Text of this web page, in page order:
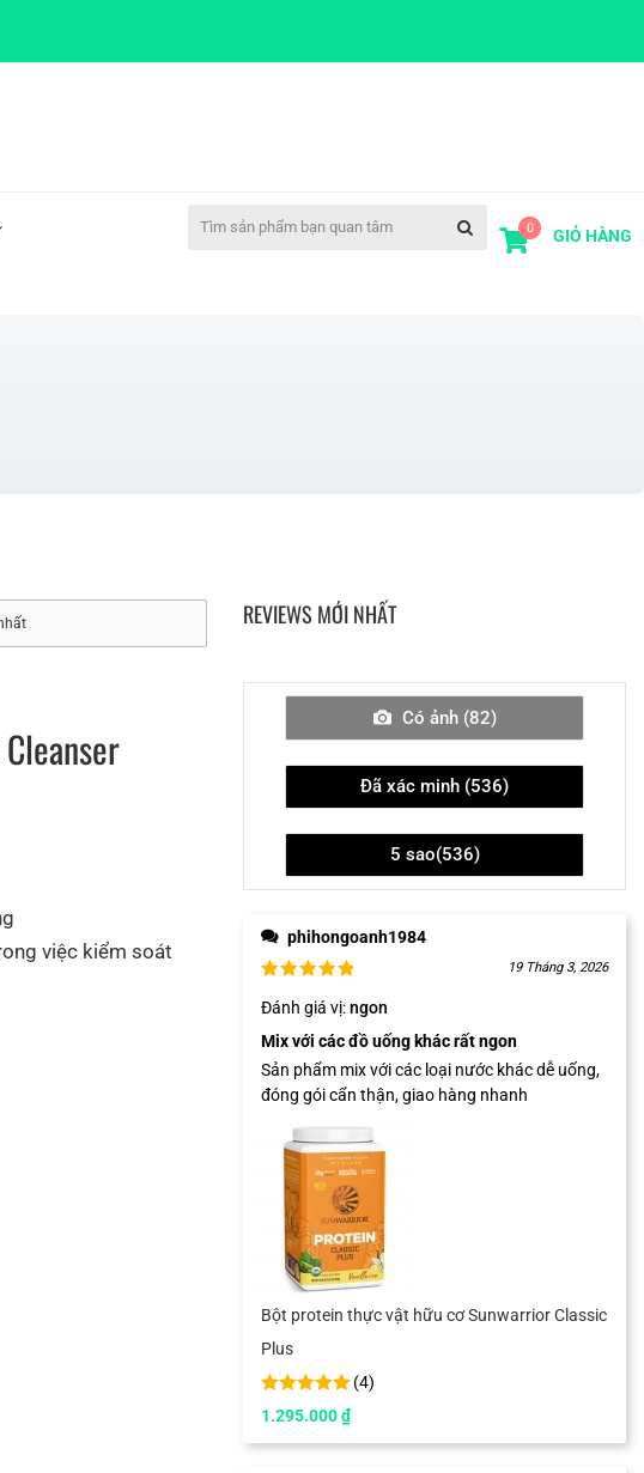
0 GIỎ HÀNG
việc kiểm soát
REVIEWS MỚI NHẤT
Có ảnh (82)
Đã xác minh (536)
5 sao(536)
phihongoanh1984
19 Tháng 3, 2026
Đánh giá vị:ngon
Mix với các đồ uống khác rất ngon
Sản phẩm mix với các loại nước khác dễ uống,
đóng gói cẩn thận, giao hàng nhanh
Bột protein thực vật hữu cơ Sunwarrior Classic
Plus
(4)
1.295.000₫